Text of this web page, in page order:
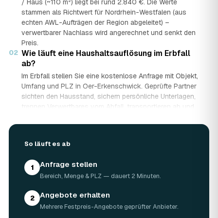
/ Haus (~110 m²) liegt bei rund 2.840 €. Die Werte
stammen als Richtwert für Nordrhein-Westfalen (aus
echten AWL-Aufträgen der Region abgeleitet) –
verwertbarer Nachlass wird angerechnet und senkt den
Preis.
02 Wie läuft eine Haushaltsauflösung im Erbfall
ab?
Im Erbfall stellen Sie eine kostenlose Anfrage mit Objekt,
Umfang und PLZ in Oer-Erkenschwick. Geprüfte Partner
sichten den Hausstand, sichern persönliche Unterlagen,
trennen Verwertbares vom Abfall, transportieren ab und
Übergabe. Sie erhalten mehrere Festpreis-Angebote und
sind.
Werden Wertgegenstände und Antiquitäten
angerechnet?
Ja. Antiquitäten, Möbel, Schmuck und ganze Sammlungen
aus dem Nachlass werden fachkundig begutachtet und
auf den Preis angerechnet. Bei wertvollem Hausstand
kann die Haushaltsauflösung in Oer-Erkenschwick
So läuft es ab
1 Anfrage stellen
Bereich, Menge & PLZ — dauert 2 Minuten.
2 Angebote erhalten
Mehrere Festpreis-Angebote geprüfter Anbieter.